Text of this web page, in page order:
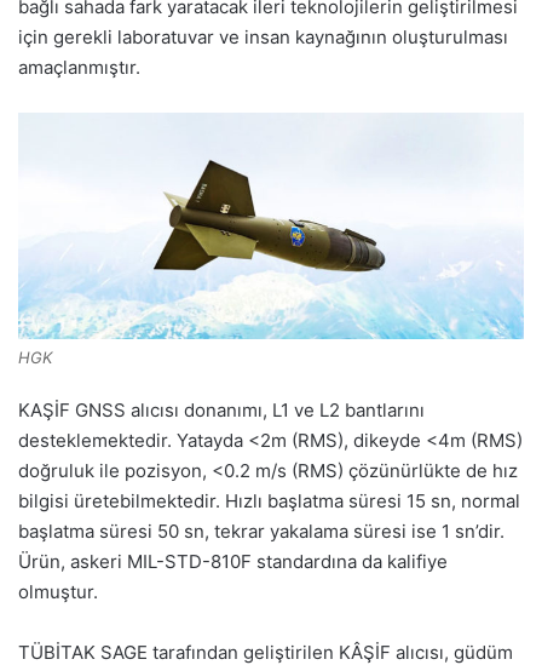
bağlı sahada fark yaratacak ileri teknolojilerin geliştirilmesi
için gerekli laboratuvar ve insan kaynağının oluşturulması
amaçlanmıştır.
HGK
KAŞİF GNSS alıcısı donanımı, L1 ve L2 bantlarını
desteklemektedir. Yatayda <2m (RMS), dikeyde <4m (RMS)
doğruluk ile pozisyon, <0.2 m/s (RMS) çözünürlükte de hız
bilgisi üretebilmektedir. Hızlı başlatma süresi 15 sn, normal
başlatma süresi 50 sn, tekrar yakalama süresi ise 1 sn’dir.
Ürün, askeri MIL-STD-810F standardına da kalifiye
olmuştur.
TÜBİTAK SAGE tarafından geliştirilen KÂŞİF alıcısı, güdüm